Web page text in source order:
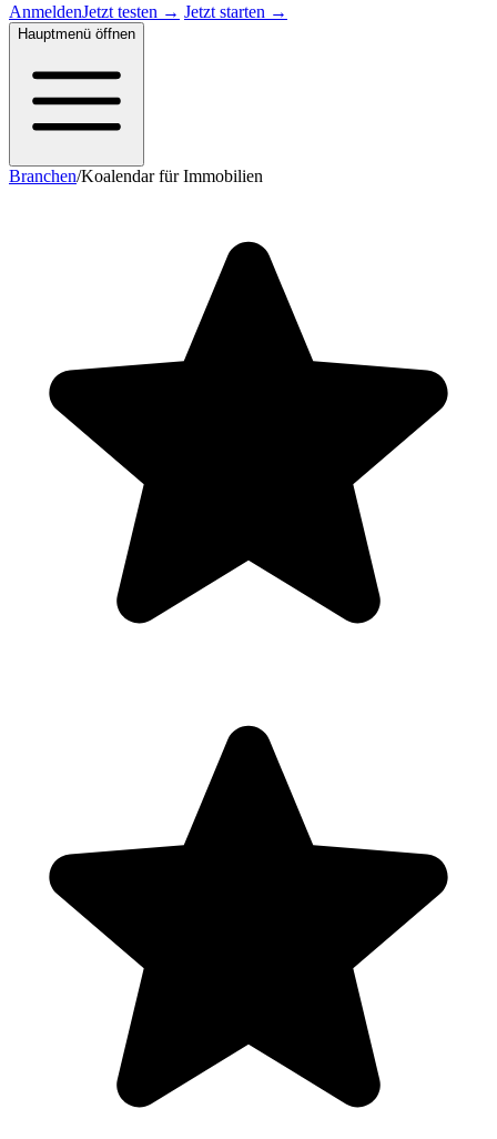
AnmeldenJetzt testen → Jetzt starten →
Hauptmenü öffnen
Branchen/Koalendar für Immobilien